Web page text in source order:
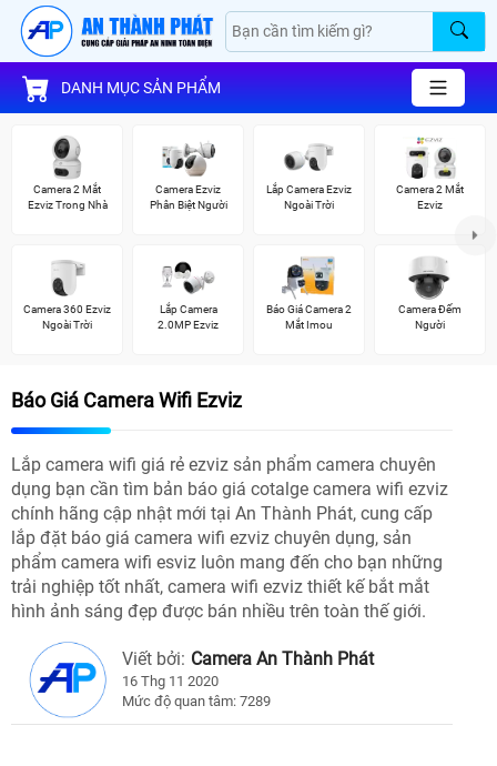
DANH MỤC SẢN PHẨM
Camera 2 Mắt
Ezviz Trong Nhà
Camera Ezviz
Phân Biệt Người
Lắp Camera Ezviz
Ngoài Trời
Camera 2 Mắt
Ezviz
Camera 360 Ezviz
Ngoài Trời
Lắp Camera
2.0MP Ezviz
Báo Giá Camera 2
Mắt Imou
Camera Đếm
Người
Báo Giá Camera Wifi Ezviz
Lắp camera wifi giá rẻ ezviz sản phẩm camera chuyên
dụng bạn cần tìm bản báo giá cotalge camera wifi ezviz
chính hãng cập nhật mới tại An Thành Phát, cung cấp
lắp đặt báo giá camera wifi ezviz chuyên dụng, sản
phẩm camera wifi esviz luôn mang đến cho bạn những
trải nghiệp tốt nhất, camera wifi ezviz thiết kế bắt mắt
hình ảnh sáng đẹp được bán nhiều trên toàn thế giới.
Viết bởi: Camera An Thành Phát
16 Thg 11 2020
Mức độ quan tâm: 7289